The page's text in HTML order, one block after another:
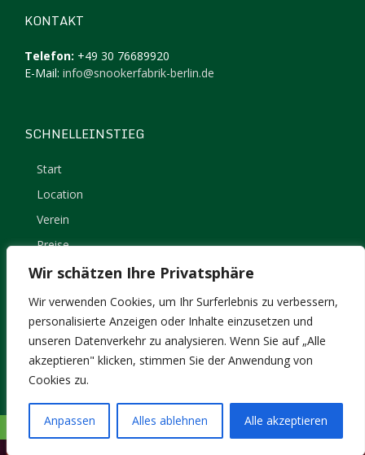
Wir schätzen Ihre Privatsphäre
Wir verwenden Cookies, um Ihr Surferlebnis zu verbessern,
personalisierte Anzeigen oder Inhalte einzusetzen und
unseren Datenverkehr zu analysieren. Wenn Sie auf „Alle
akzeptieren" klicken, stimmen Sie der Anwendung von
Cookies zu.
Anpassen Alles ablehnen Alle akzeptieren
KONTAKT
Telefon: +49 30 76689920
E-Mail: info@snookerfabrik-berlin.de
SCHNELLEINSTIEG
Start
Location
Verein
Preise
Kontakt
Impressum
Datenschutz